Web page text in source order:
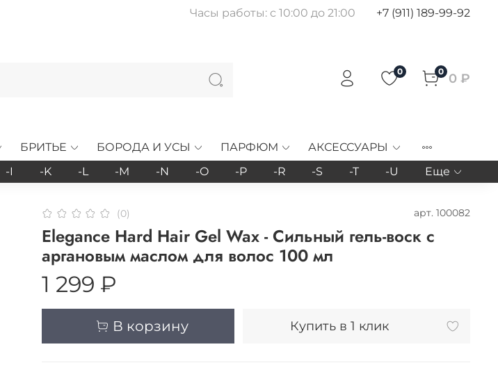
Часы работы: с 10:00 до 21:00 +7 (911) 189-99-92
0 0 0 ₽
БРИТЬЕ БОРОДА И УСЫ ПАРФЮМ
АКСЕССУАРЫ
-I -K -L -M -N -O -P -R -S -T -U
Еще
(0) арт. 100082
Elegance Hard Hair Gel Wax - Сильный гель-воск с
аргановым маслом для волос 100 мл
1 299 ₽
В корзину Купить в 1 клик